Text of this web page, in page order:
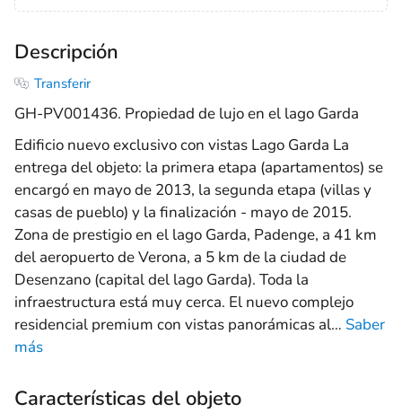
Descripción
Transferir
GH-PV001436. Propiedad de lujo en el lago Garda
Edificio nuevo exclusivo con vistas Lago Garda La
entrega del objeto: la primera etapa (apartamentos) se
encargó en mayo de 2013, la segunda etapa (villas y
casas de pueblo) y la finalización - mayo de 2015.
Zona de prestigio en el lago Garda, Padenge, a 41 km
del aeropuerto de Verona, a 5 km de la ciudad de
Desenzano (capital del lago Garda). Toda la
infraestructura está muy cerca. El nuevo complejo
residencial premium con vistas panorámicas al… Saber
más
Características del objeto